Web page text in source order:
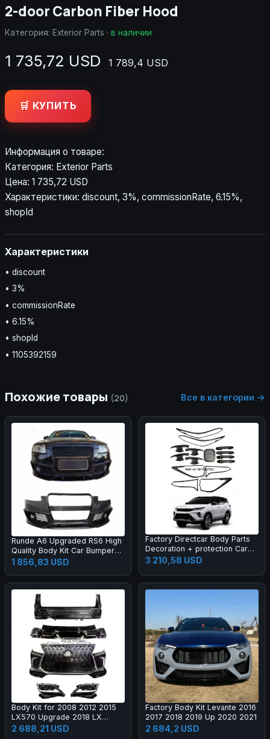
2-door Carbon Fiber Hood
Категория: Exterior Parts · в наличии
1 735,72 USD 1 789,4 USD
🛒 КУПИТЬ
Информация о товаре:
Категория: Exterior Parts
Цена: 1 735,72 USD
Характеристики: discount, 3%, commissionRate, 6.15%,
shopId
Характеристики
• discount
• 3%
• commissionRate
• 6.15%
• shopId
• 1105392159
Похожие товары (20) Все в категории →
Runde A6 Upgraded RS6 High
Quality Body Kit Car Bumper
Grille Rear Lips Tail Throat Tail
Wing Manufacturer Direct
1 856,83 USD
Factory Directcar Body Parts
Decoration + protection Car
Body Parts Car Accessories
3 210,58 USD
Body Kit for 2008 2012 2015
LX570 Upgrade 2018 LX
Super Sport Grille Bumper Led
Headlamp Fog Lamp Tail Light
2 688,21 USD
Factory Body Kit Levante 2016
2017 2018 2019 Up 2020 2021
2 684,2 USD